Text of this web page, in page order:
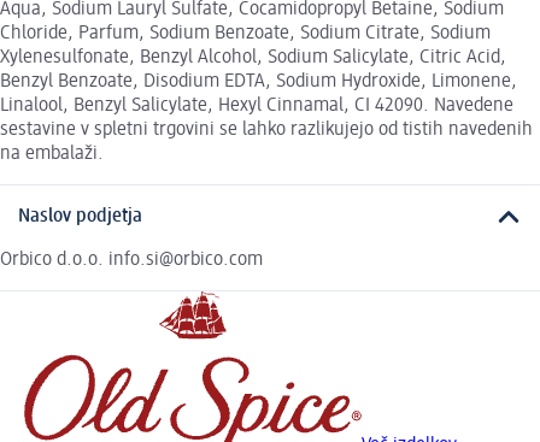
Aqua, Sodium Lauryl Sulfate, Cocamidopropyl Betaine, Sodium
Chloride, Parfum, Sodium Benzoate, Sodium Citrate, Sodium
Xylenesulfonate, Benzyl Alcohol, Sodium Salicylate, Citric Acid,
Benzyl Benzoate, Disodium EDTA, Sodium Hydroxide, Limonene,
Linalool, Benzyl Salicylate, Hexyl Cinnamal, CI 42090. Navedene
sestavine v spletni trgovini se lahko razlikujejo od tistih navedenih
na embalaži.
Naslov podjetja
Orbico d.o.o. info.si@orbico.com